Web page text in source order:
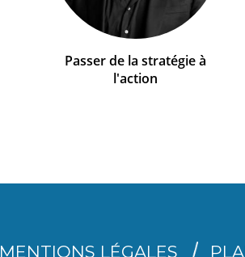
Passer de la stratégie à
l'action
MENTIONS LÉGALES